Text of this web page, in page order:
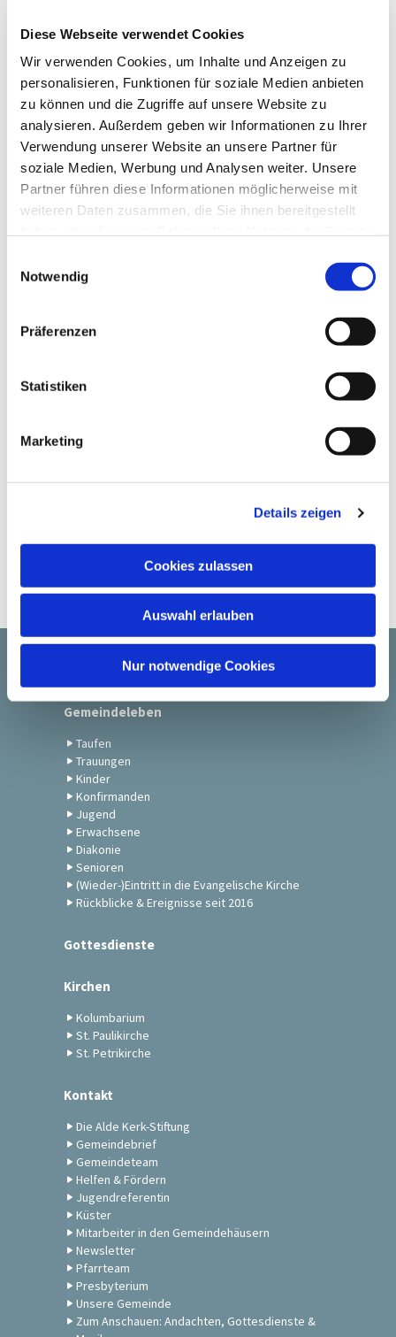
Diese Webseite verwendet Cookies
Wir verwenden Cookies, um Inhalte und Anzeigen zu
personalisieren, Funktionen für soziale Medien anbieten
zu können und die Zugriffe auf unsere Website zu
analysieren. Außerdem geben wir Informationen zu Ihrer
Verwendung unserer Website an unsere Partner für
soziale Medien, Werbung und Analysen weiter. Unsere
Partner führen diese Informationen möglicherweise mit
weiteren Daten zusammen, die Sie ihnen bereitgestellt
Notwendig
Präferenzen
Statistiken
Marketing
Details zeigen
Cookies zulassen
Auswahl erlauben
Nur notwendige Cookies
Dies könnte Sie auch
interessieren
Startseite
Gemeindeleben
Taufen
Trauungen
Kinder
Konfirmanden
Jugend
Erwachsene
Diakonie
Senioren
(Wieder-)Eintritt in die Evangelische Kirche
Rückblicke & Ereignisse seit 2016
Gottesdienste
Kirchen
Kolumbarium
St. Paulikirche
St. Petrikirche
Kontakt
Die Alde Kerk-Stiftung
Gemeindebrief
Gemeindeteam
Helfen & Fördern
Jugendreferentin
Küster
Mitarbeiter in den Gemeindehäusern
Newsletter
Pfarrteam
Presbyterium
Unsere Gemeinde
Zum Anschauen: Andachten, Gottesdienste &